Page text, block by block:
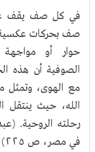
في كل صف يقف
صف بحركات
حوار أو
الصوفية أن هذه
مع الهوى، وتمثل
الله، حيث
رحلته الروحية.
في مصر، ص ٢٢٥)